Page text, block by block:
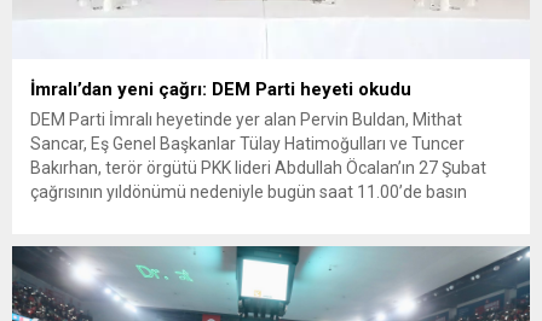
İmralı’dan yeni çağrı: DEM Parti heyeti okudu
DEM Parti İmralı heyetinde yer alan Pervin Buldan, Mithat
Sancar, Eş Genel Başkanlar Tülay Hatimoğulları ve Tuncer
Bakırhan, terör örgütü PKK lideri Abdullah Öcalan’ın 27 Şubat
çağrısının yıldönümü nedeniyle bugün saat 11.00’de basın
demokratik...